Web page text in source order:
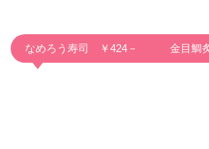
なめろう寿司 ￥424－ 金目鯛炙